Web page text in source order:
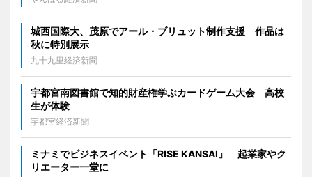
城西国際大、茂原でアール・ブリュット制作支援 作品は
秋に特別展示
九十九里経済新聞
宇都宮南図書館で知的財産権学ぶカードゲーム大会 高校
生が体験
宇都宮経済新聞
ミナミでビジネスイベント「RISE KANSAI」 起業家やク
リエーター一堂に